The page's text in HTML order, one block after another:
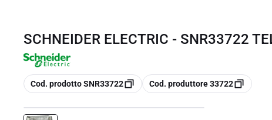
SCHNEIDER ELECTRIC - SNR33722
copia
Cod. prodotto SNR33722 copia
Cod. produttore 33722